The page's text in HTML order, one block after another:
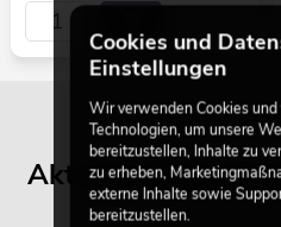
Aktuelle
Cookies und
Einstellungen
Wir verwenden Cookies und
Technologien, um unsere
bereitzustellen, Inhalte zu
zu erheben,
externe Inhalte sowie
bereitzustellen.